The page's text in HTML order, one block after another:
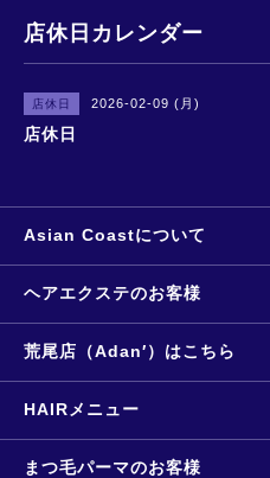
店休日カレンダー
店休日 2026-02-09 (月)
店休日
Asian Coastについて
ヘアエクステのお客様
荒尾店（Adan′）はこちら
HAIRメニュー
まつ毛パーマのお客様